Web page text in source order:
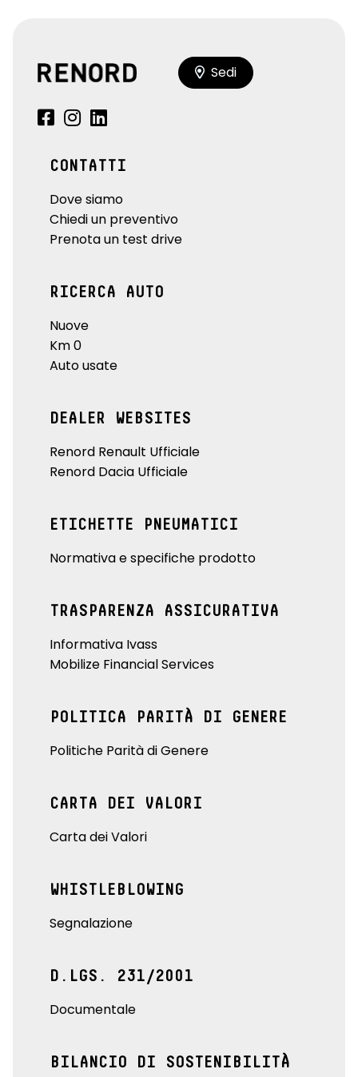
Sedi
CONTATTI
Dove siamo
Chiedi un preventivo
Prenota un test drive
RICERCA AUTO
Nuove
Km 0
Auto usate
DEALER WEBSITES
Renord Renault Ufficiale
Renord Dacia Ufficiale
ETICHETTE PNEUMATICI
Normativa e specifiche prodotto
TRASPARENZA ASSICURATIVA
Informativa Ivass
Mobilize Financial Services
POLITICA PARITÀ DI GENERE
Politiche Parità di Genere
CARTA DEI VALORI
Carta dei Valori
WHISTLEBLOWING
Segnalazione
D.LGS. 231/2001
Documentale
BILANCIO DI SOSTENIBILITÀ